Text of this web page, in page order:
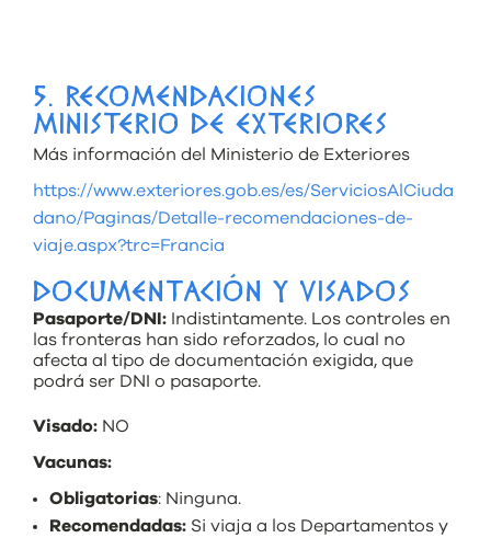
5. RECOMENDACIONES
MINISTERIO DE EXTERIORES
Más información del Ministerio de Exteriores
https://www.exteriores.gob.es/es/ServiciosAlCiuda
dano/Paginas/Detalle-recomendaciones-de-
viaje.aspx?trc=Francia
DOCUMENTACIÓN Y VISADOS
Pasaporte/DNI: Indistintamente. Los controles en
las fronteras han sido reforzados, lo cual no
afecta al tipo de documentación exigida, que
podrá ser DNI o pasaporte.
Visado: NO
Vacunas:
Obligatorias: Ninguna.
Recomendadas: Si viaja a los Departamentos y